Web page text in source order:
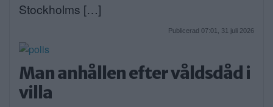
Stockholms […]
Publicerad 07:01, 31 juli 2026
Man anhållen efter våldsdåd i
villa